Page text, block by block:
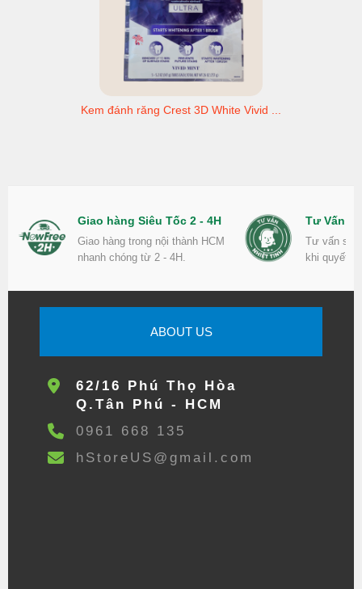
Kem đánh răng Crest 3D White Vivid ...
Giao hàng Siêu Tốc 2 - 4H
Giao hàng trong nội thành HCM
nhanh chóng từ 2 - 4H.
Tư Vấn
Tư vấn
khi quyết
ABOUT US
62/16 Phú Thọ Hòa
Q.Tân Phú - HCM
0961 668 135
hStoreUS@gmail.com